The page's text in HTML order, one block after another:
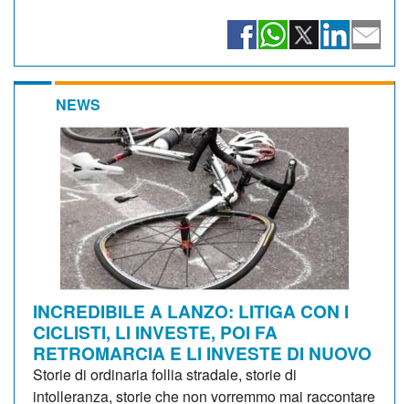
NEWS
INCREDIBILE A LANZO: LITIGA CON I
CICLISTI, LI INVESTE, POI FA
RETROMARCIA E LI INVESTE DI NUOVO
Storie di ordinaria follia stradale, storie di
intolleranza, storie che non vorremmo mai raccontare